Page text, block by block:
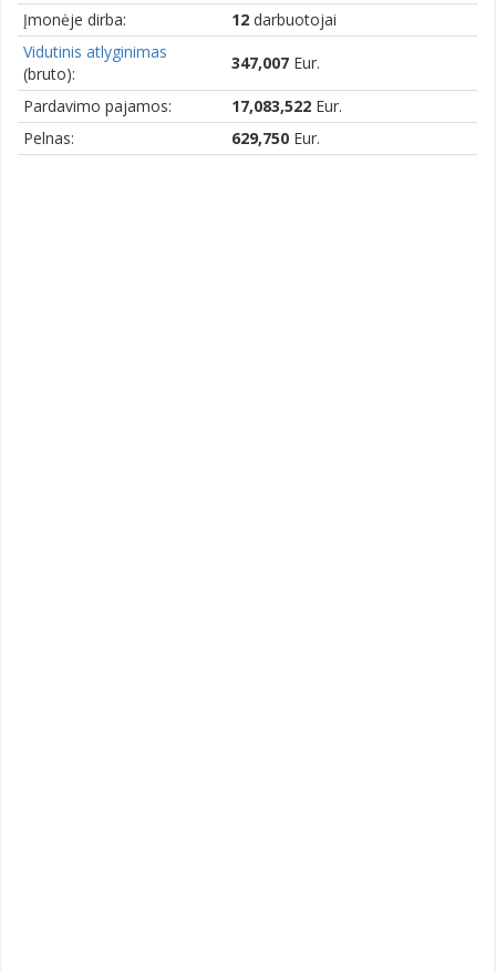
Įmonėje dirba:
12 darbuotojai
Vidutinis atlyginimas
(bruto):
347,007 Eur.
Pardavimo pajamos: 17,083,522 Eur.
Pelnas:
629,750 Eur.